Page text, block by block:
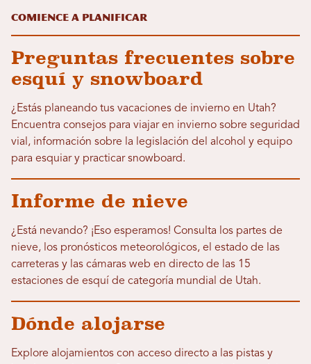
Comience a planificar
Preguntas frecuentes sobre
esquí y snowboard
¿Estás planeando tus vacaciones de invierno en Utah?
Encuentra consejos para viajar en invierno sobre seguridad
vial, información sobre la legislación del alcohol y equipo
para esquiar y practicar snowboard.
Informe de nieve
¿Está nevando? ¡Eso esperamos! Consulta los partes de
nieve, los pronósticos meteorológicos, el estado de las
carreteras y las cámaras web en directo de las 15
estaciones de esquí de categoría mundial de Utah.
Dónde alojarse
Explore alojamientos con acceso directo a las pistas y